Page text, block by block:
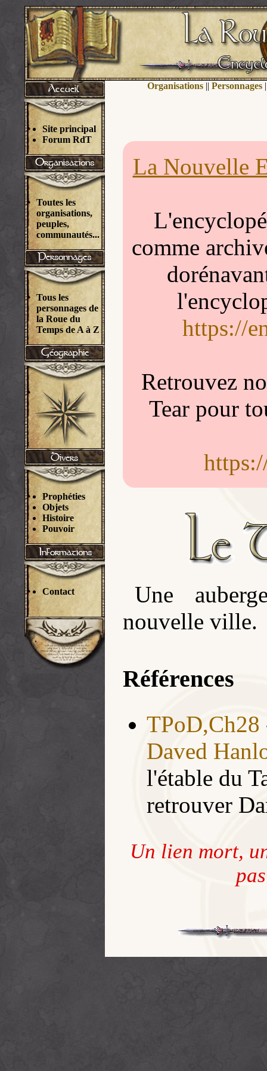
Site principal
Forum RdT
Toutes les
organisations,
peuples,
communautés...
Tous les
personnages de
la Roue du
Temps de A à Z
Prophéties
Objets
Histoire
Pouvoir
Contact
Organisations|| Personnages
La Nouvelle
comme
https://
Retrouvez
Tear pour
Une
nouvelle ville.
Références
TPoD,Ch28
Daved
l'étable du
retrouver
Un lien mort,